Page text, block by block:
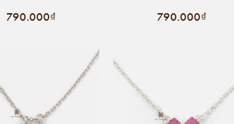
790.000₫ 790.000₫